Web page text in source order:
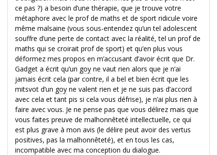
ce pas ?) a besoin d’une thérapie, que je trouve votre
métaphore avec le prof de maths et de sport ridicule voire
même malsaine (vous sous-entendez qu’un tel adolescent
souffre d’une perte de contact avec la réalité, tel un prof de
maths qui se croirait prof de sport) et qu’en plus vous
déformez mes propos en m’accusant d’avoir écrit que Dr.
Gadget a écrit qu’un goy ne vaut rien alors que je n’ai
jamais écrit cela (par contre, il a bel et bien écrit que les
mitsvot d’un goy ne valent rien et je ne suis pas d’accord
avec cela et tant pis si cela vous défrise), je n’ai plus rien à
faire avec vous. Je ne pense pas que vous délirez mais que
vous faites preuve de malhonnêteté intellectuelle, ce qui
est plus grave à mon avis (le délire peut avoir des vertus
positives, pas la malhonnêteté), et en tous les cas,
incompatible avec ma conception du dialogue.